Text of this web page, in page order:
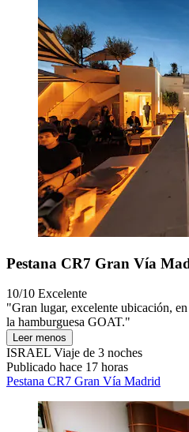
Pestana CR7 Gran Vía
10/10 Excelente
"Gran lugar, excelente ubicación,
la hamburguesa GOAT."
Leer menos
ISRAEL Viaje de 3 noches
Publicado hace 17 horas
Pestana CR7 Gran Vía Madrid